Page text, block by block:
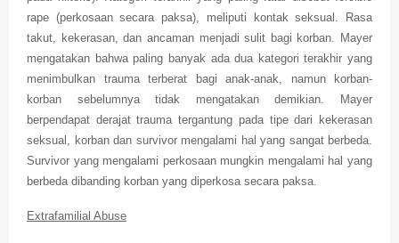
rape (perkosaan secara paksa), meliputi kontak seksual. Rasa
takut, kekerasan, dan ancaman menjadi sulit bagi korban. Mayer
mengatakan bahwa paling banyak ada dua kategori terakhir yang
menimbulkan trauma terberat bagi anak-anak, namun korban-
korban sebelumnya tidak mengatakan demikian. Mayer
berpendapat derajat trauma tergantung pada tipe dari kekerasan
seksual, korban dan survivor mengalami hal yang sangat berbeda.
Survivor yang mengalami perkosaan mungkin mengalami hal yang
berbeda dibanding korban yang diperkosa secara paksa.
Extrafamilial Abuse